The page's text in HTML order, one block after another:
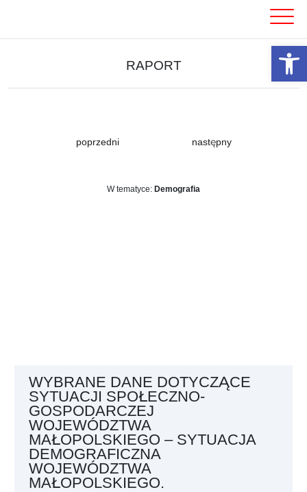
RAPORT
poprzedni następny
W tematyce: Demografia
WYBRANE DANE DOTYCZĄCE
SYTUACJI SPOŁECZNO-
GOSPODARCZEJ
WOJEWÓDZTWA
MAŁOPOLSKIEGO – SYTUACJA
DEMOGRAFICZNA
WOJEWÓDZTWA
MAŁOPOLSKIEGO.